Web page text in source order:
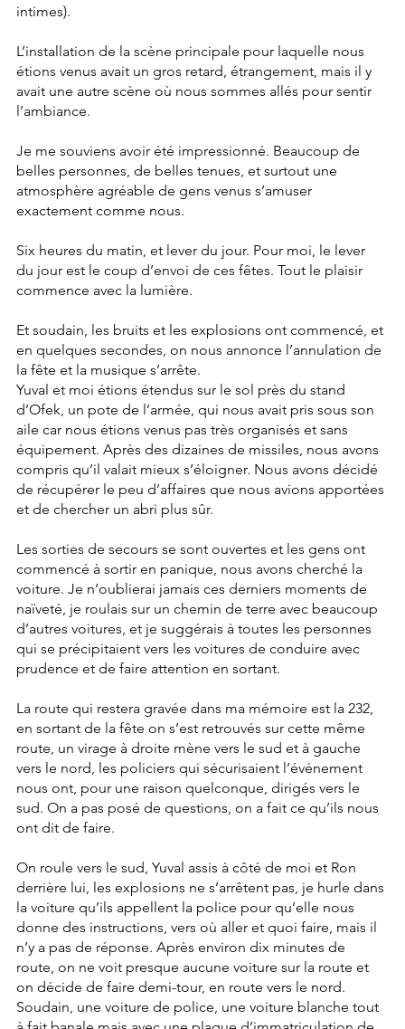
intimes).
L’installation de la scène principale pour laquelle nous
étions venus avait un gros retard, étrangement, mais il y
avait une autre scène où nous sommes allés pour sentir
l’ambiance.
Je me souviens avoir été impressionné. Beaucoup de
belles personnes, de belles tenues, et surtout une
atmosphère agréable de gens venus s’amuser
exactement comme nous.
Six heures du matin, et lever du jour. Pour moi, le lever
du jour est le coup d’envoi de ces fêtes. Tout le plaisir
commence avec la lumière.
Et soudain, les bruits et les explosions ont commencé, et
en quelques secondes, on nous annonce l’annulation de
la fête et la musique s’arrête.
Yuval et moi étions étendus sur le sol près du stand
d’Ofek, un pote de l’armée, qui nous avait pris sous son
aile car nous étions venus pas très organisés et sans
équipement. Après des dizaines de missiles, nous avons
compris qu’il valait mieux s’éloigner. Nous avons décidé
de récupérer le peu d’affaires que nous avions apportées
et de chercher un abri plus sûr.
Les sorties de secours se sont ouvertes et les gens ont
commencé à sortir en panique, nous avons cherché la
voiture. Je n’oublierai jamais ces derniers moments de
naïveté, je roulais sur un chemin de terre avec beaucoup
d’autres voitures, et je suggérais à toutes les personnes
qui se précipitaient vers les voitures de conduire avec
prudence et de faire attention en sortant.
La route qui restera gravée dans ma mémoire est la 232,
en sortant de la fête on s’est retrouvés sur cette même
route, un virage à droite mène vers le sud et à gauche
vers le nord, les policiers qui sécurisaient l’événement
nous ont, pour une raison quelconque, dirigés vers le
sud. On a pas posé de questions, on a fait ce qu’ils nous
ont dit de faire.
On roule vers le sud, Yuval assis à côté de moi et Ron
derrière lui, les explosions ne s’arrêtent pas, je hurle dans
la voiture qu’ils appellent la police pour qu’elle nous
donne des instructions, vers où aller et quoi faire, mais il
n’y a pas de réponse. Après environ dix minutes de
route, on ne voit presque aucune voiture sur la route et
on décide de faire demi-tour, en route vers le nord.
Soudain, une voiture de police, une voiture blanche tout